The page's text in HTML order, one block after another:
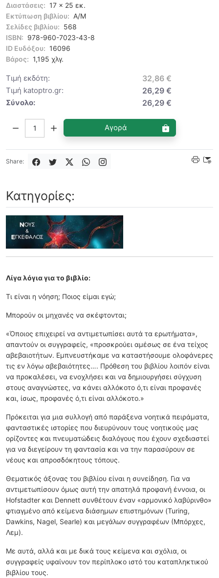
Διαστάσεις: 17 x 25 εκ.
Εκτύπωση βιβλίου: Α/Μ
Σελίδες βιβλίου: 568
ISBN: 978-960-7023-43-8
ID Ευδόξου: 16096
Βάρος: 1,195 χλγ.
Τιμή εκδότη: 32,86 €
Τιμή katoptro.gr: 26,29 €
Σύνολο: 26,29 €
Ποσότητα: Αγορά
Share:
Κατηγορίες:
Λίγα λόγια για το βιβλίο:
Τι είναι η νόηση; Ποιος είμαι εγώ;
Μπορούν οι μηχανές να σκέφτονται;
«Όποιος επιχειρεί να αντιμετωπίσει αυτά τα ερωτήματα»,
απαντούν οι συγγραφείς, «προσκρούει αμέσως σε ένα τείχος
αβεβαιοτήτων. Εμπνευστήκαμε να καταστήσουμε ολοφάνερες
τις εν λόγω αβεβαιότητες…. Πρόθεση του βιβλίου λοιπόν είναι
να προκαλέσει, να ενοχλήσει και να δημιουργήσει σύγχυση
στους αναγνώστες, να κάνει αλλόκοτο ό,τι είναι προφανές
και, ίσως, προφανές ό,τι είναι αλλόκοτο.»
Πρόκειται για μια συλλογή από παράξενα νοητικά πειράματα,
φανταστικές ιστορίες που διευρύνουν τους νοητικούς μας
ορίζοντες και πνευματώδεις διαλόγους που έχουν σχεδιαστεί
για να διεγείρουν τη φαντασία και να την παρασύρουν σε
νέους και απροσδόκητους τόπους.
Θεματικός άξονας του βιβλίου είναι η συνείδηση. Για να
αντιμετωπίσουν όμως αυτή την απατηλά προφανή έννοια, οι
Hofstadter και Dennett συνθέτουν έναν «αρμονικό λαβύρινθο»
φτιαγμένο από κείμενα διάσημων επιστημόνων (Turing,
Dawkins, Nagel, Searle) και μεγάλων συγγραφέων (Μπόρχες,
Λεμ).
Με αυτά, αλλά και με δικά τους κείμενα και σχόλια, οι
συγγραφείς υφαίνουν τον περίπλοκο ιστό του καταπληκτικού
βιβλίου τους.